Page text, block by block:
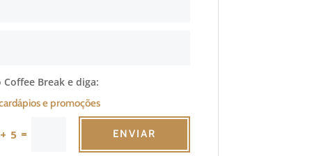
Break e diga:
e promoções
5 = ENVIAR